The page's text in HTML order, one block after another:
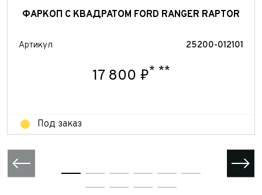
ФАРКОП С КВАДРАТОМ FORD RANGER RAPTOR
Артикул 25200-012101
17 800 ₽* **
Под заказ
Отправить